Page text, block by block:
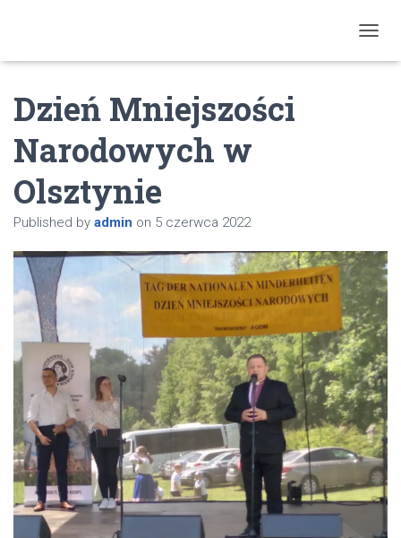
O
T
Dzień Mniejszości
Narodowych w
Olsztynie
Published by admin on 5 czerwca 2022